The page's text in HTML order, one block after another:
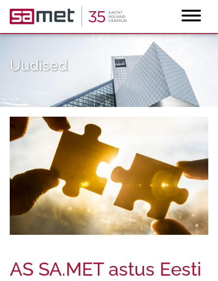
Uudised
AS SA.MET astus Eesti